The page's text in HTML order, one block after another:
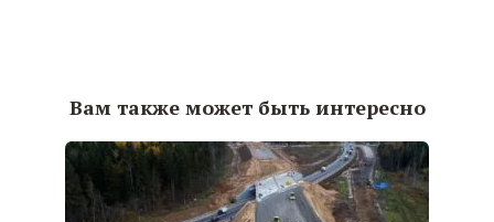
Вам также может быть интересно